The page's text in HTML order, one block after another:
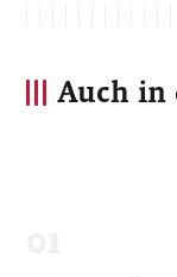
Auch in